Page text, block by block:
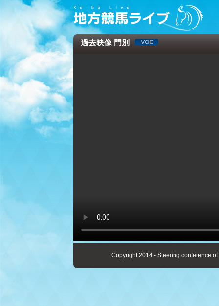
過去映像 門別
Copyright 2014 - Steering conference